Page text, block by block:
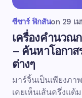
ซีซาร์ ฟิกสันon 29 เ
เครื่องคำนวณ
– ค้นหาโอกาส
ต่างๆ
มาร์จิ้นเป็นเพียงภา
เคยเห็นเส้นครึ่งแต้